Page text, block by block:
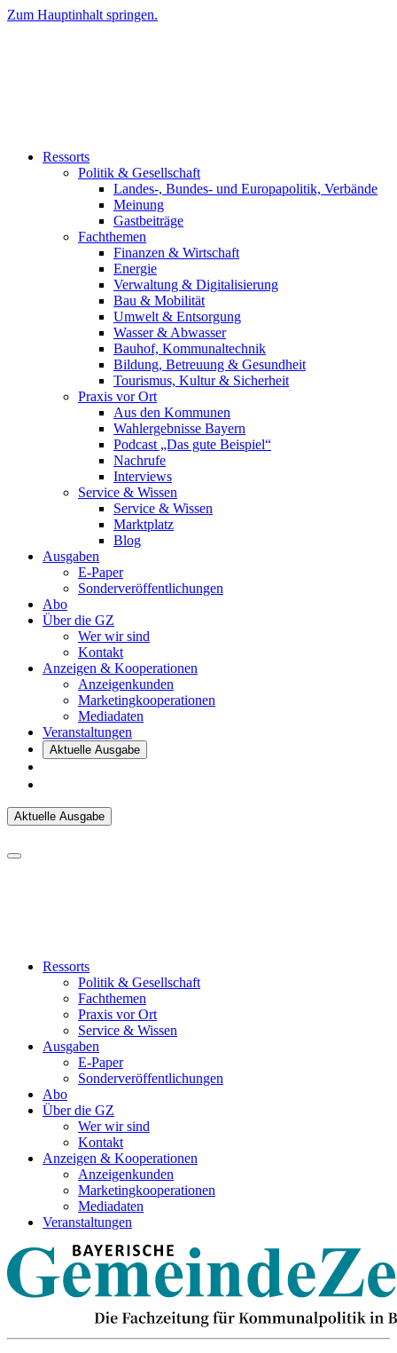
Zum Hauptinhalt springen.
Ressorts
Politik & Gesellschaft
Landes-, Bundes- und Europapolitik, Verbände
Meinung
Gastbeiträge
Fachthemen
Finanzen & Wirtschaft
Energie
Verwaltung & Digitalisierung
Bau & Mobilität
Umwelt & Entsorgung
Wasser & Abwasser
Bauhof, Kommunaltechnik
Bildung, Betreuung & Gesundheit
Tourismus, Kultur & Sicherheit
Praxis vor Ort
Aus den Kommunen
Wahlergebnisse Bayern
Podcast „Das gute Beispiel“
Nachrufe
Interviews
Service & Wissen
Service & Wissen
Marktplatz
Blog
Ausgaben
E-Paper
Sonderveröffentlichungen
Abo
Über die GZ
Wer wir sind
Kontakt
Anzeigen & Kooperationen
Anzeigenkunden
Marketingkooperationen
Mediadaten
Veranstaltungen
Aktuelle Ausgabe
Aktuelle Ausgabe
Ressorts
Politik & Gesellschaft
Fachthemen
Praxis vor Ort
Service & Wissen
Ausgaben
E-Paper
Sonderveröffentlichungen
Abo
Über die GZ
Wer wir sind
Kontakt
Anzeigen & Kooperationen
Anzeigenkunden
Marketingkooperationen
Mediadaten
Veranstaltungen